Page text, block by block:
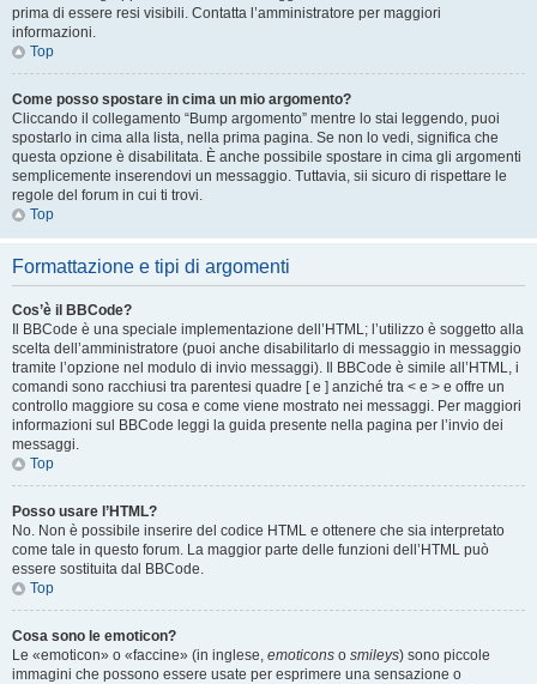
prima di essere resi visibili. Contatta l’amministratore per maggiori
informazioni.
Top
Come posso spostare in cima un mio argomento?
Cliccando il collegamento “Bump argomento” mentre lo stai leggendo, puoi
spostarlo in cima alla lista, nella prima pagina. Se non lo vedi, significa che
questa opzione è disabilitata. È anche possibile spostare in cima gli argomenti
semplicemente inserendovi un messaggio. Tuttavia, sii sicuro di rispettare le
regole del forum in cui ti trovi.
Top
Formattazione e tipi di argomenti
Cos’è il BBCode?
Il BBCode è una speciale implementazione dell’HTML; l’utilizzo è soggetto alla
scelta dell’amministratore (puoi anche disabilitarlo di messaggio in messaggio
tramite l’opzione nel modulo di invio messaggi). Il BBCode è simile all’HTML, i
comandi sono racchiusi tra parentesi quadre [ e ] anziché tra < e > e offre un
controllo maggiore su cosa e come viene mostrato nei messaggi. Per maggiori
informazioni sul BBCode leggi la guida presente nella pagina per l’invio dei
messaggi.
Top
Posso usare l’HTML?
No. Non è possibile inserire del codice HTML e ottenere che sia interpretato
come tale in questo forum. La maggior parte delle funzioni dell’HTML può
essere sostituita dal BBCode.
Top
Cosa sono le emoticon?
Le «emoticon» o «faccine» (in inglese, emoticons o smileys) sono piccole
immagini che possono essere usate per esprimere una sensazione o